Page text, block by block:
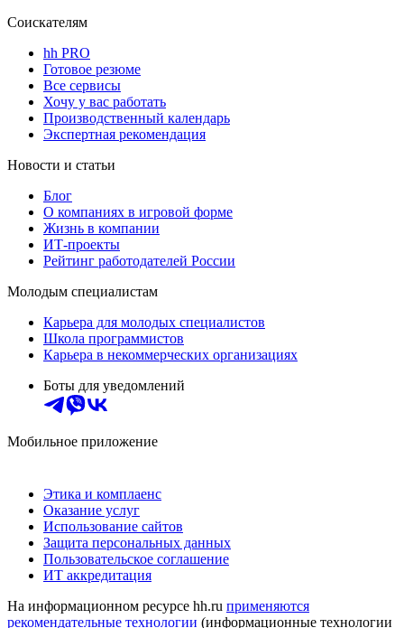
Соискателям
hh PRO
Готовое резюме
Все сервисы
Хочу у вас работать
Производственный календарь
Экспертная рекомендация
Новости и статьи
Блог
О компаниях в игровой форме
Жизнь в компании
ИТ-проекты
Рейтинг работодателей России
Молодым специалистам
Карьера для молодых специалистов
Школа программистов
Карьера в некоммерческих организациях
Боты для уведомлений
Мобильное приложение
Этика и комплаенс
Оказание услуг
Использование сайтов
Защита персональных данных
Пользовательское соглашение
ИТ аккредитация
На информационном ресурсе hh.ru применяются
рекомендательные технологии (информационные технологии